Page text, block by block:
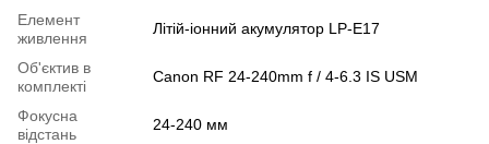
Елемент
живлення
Літій-іонний акумулятор LP-E17
Об'єктив в
комплекті
Canon RF 24-240mm f / 4-6.3 IS USM
Фокусна
відстань
24-240 мм